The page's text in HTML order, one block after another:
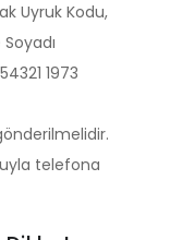
Uyruk Kodu,
1973
telefona